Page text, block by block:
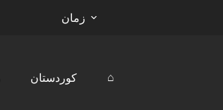
زمان
کوردستان ⌂